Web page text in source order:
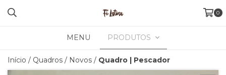
0
MENU PRODUTOS
Início / Quadros / Novos / Quadro | Pescador